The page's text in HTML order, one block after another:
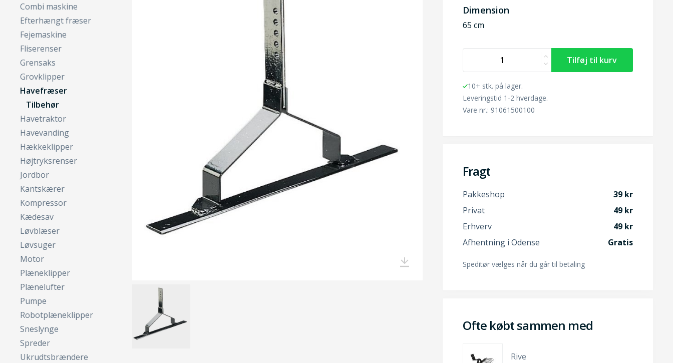
Combi maskine
Efterhængt fræser
Fejemaskine
Fliserenser
Grensaks
Grovklipper
Havefræser
Tilbehør
Havetraktor
Havevanding
Hækkeklipper
Højtryksrenser
Jordbor
Kantskærer
Kompressor
Kædesav
Løvblæser
Løvsuger
Motor
Plæneklipper
Plænelufter
Pumpe
Robotplæneklipper
Sneslynge
Spreder
Ukrudtsbrændere
Dimension
65 cm
10+ stk. på lager.
Leveringstid 1-2 hverdage.
Vare nr.: 91061500100
Fragt
Pakkeshop
39
Privat
49
Erhverv
49
Afhentning i Odense
Gratis
Speditør vælges når du går til betaling
Ofte købt sammen med
Rive